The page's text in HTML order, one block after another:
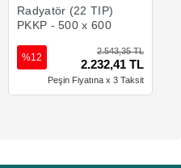
Radyatör (22 TIP)
PKKP - 500 x 600
2.543,35 TL
2.232,41 TL
%12
Peşin Fiyatına x 3 Taksit